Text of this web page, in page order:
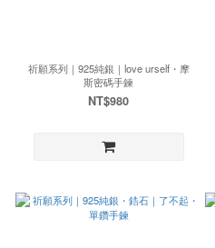
祈願系列｜925純銀｜love urself・摩
斯密碼手鍊
NT$980